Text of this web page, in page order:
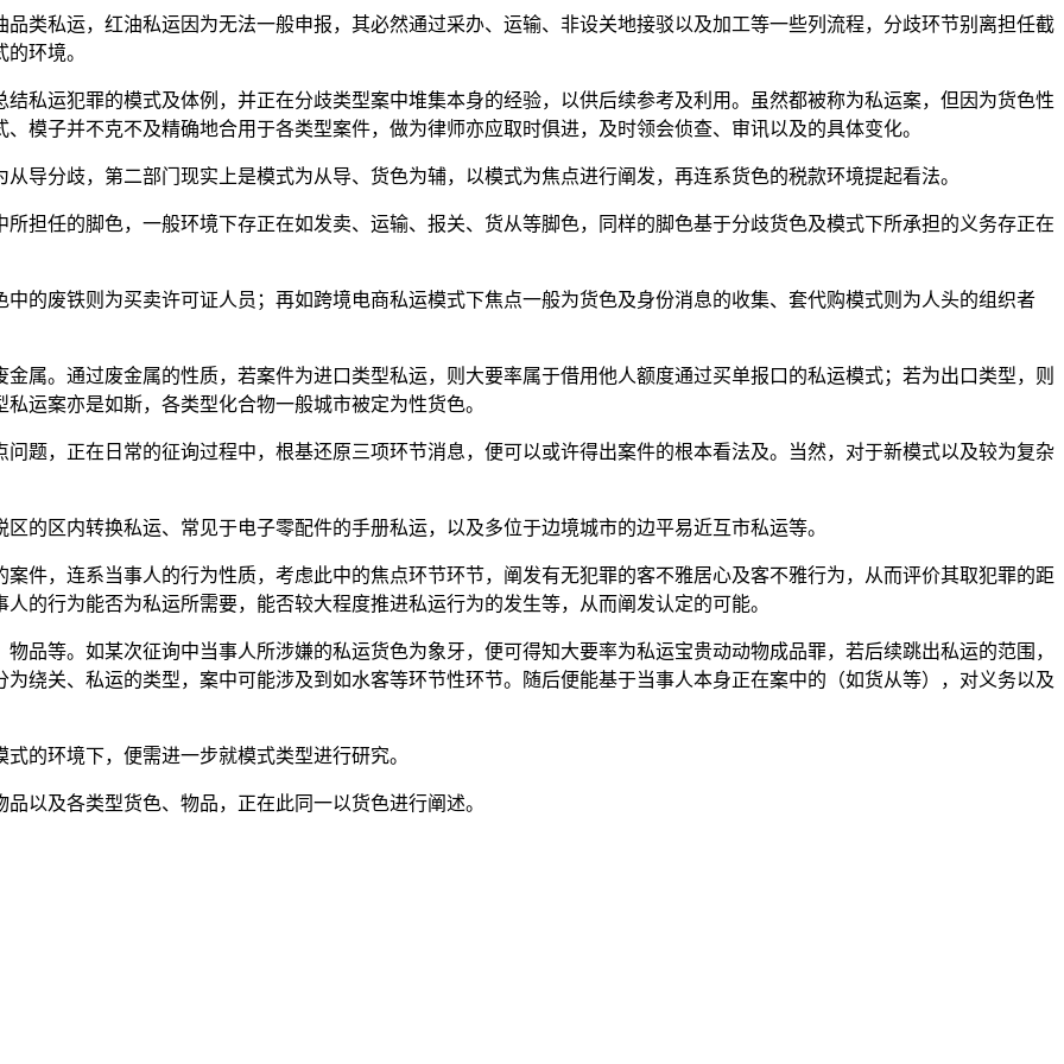
私运，红油私运因为无法一般申报，其必然通过采办、运输、非设关地接驳以及加工等一些列流程，分歧环节别离担任截
环境。
运犯罪的模式及体例，并正在分歧类型案中堆集本身的经验，以供后续参考及利用。虽然都被称为私运案，但因为货色性
模子并不克不及精确地合用于各类型案件，做为律师亦应取时俱进，及时领会侦查、审讯以及的具体变化。
分歧，第二部门现实上是模式为从导、货色为辅，以模式为焦点进行阐发，再连系货色的税款环境提起看法。
任的脚色，一般环境下存正在如发卖、运输、报关、货从等脚色，同样的脚色基于分歧货色及模式下所承担的义务存正在
废铁则为买卖许可证人员；再如跨境电商私运模式下焦点一般为货色及身份消息的收集、套代购模式则为人头的组织者
。通过废金属的性质，若案件为进口类型私运，则大要率属于借用他人额度通过买单报口的私运模式；若为出口类型，则
运案亦是如斯，各类型化合物一般城市被定为性货色。
，正在日常的征询过程中，根基还原三项环节消息，便可以或许得出案件的根本看法及。当然，对于新模式以及较为复杂
区内转换私运、常见于电子零配件的手册私运，以及多位于边境城市的边平易近互市私运等。
，连系当事人的行为性质，考虑此中的焦点环节环节，阐发有无犯罪的客不雅居心及客不雅行为，从而评价其取犯罪的距
的行为能否为私运所需要，能否较大程度推进私运行为的发生等，从而阐发认定的可能。
等。如某次征询中当事人所涉嫌的私运货色为象牙，便可得知大要率为私运宝贵动动物成品罪，若后续跳出私运的范围，
绕关、私运的类型，案中可能涉及到如水客等环节性环节。随后便能基于当事人本身正在案中的（如货从等），对义务以及
环境下，便需进一步就模式类型进行研究。
及各类型货色、物品，正在此同一以货色进行阐述。